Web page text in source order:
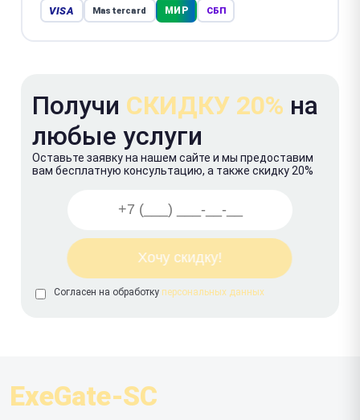
VISA Mastercard МИР СБП
Получи СКИДКУ 20% на
любые услуги
Оставьте заявку на нашем сайте и мы предоставим
вам бесплатную консультацию, а также скидку 20%
Согласен на обработку персональных данных
ExeGate-SC